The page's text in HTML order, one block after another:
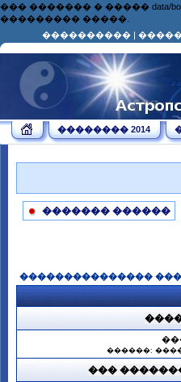
��� ������� � ����� data/
��������� �����.
���������� |
�������� 2014
������� ������
���������������
������:
���